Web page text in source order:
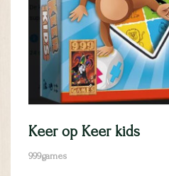
Keer op Keer kids
999games